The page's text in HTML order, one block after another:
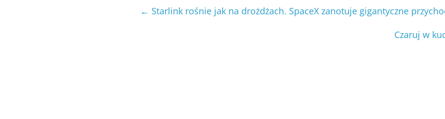
← Starlink rośnie jak na drożdżach. SpaceX zanotuje gigantyczne
Czaruj w